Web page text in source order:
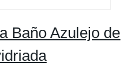
Baño Azulejo de